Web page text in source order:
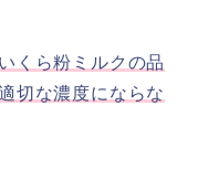
いくら粉ミルクの品
切な濃度にならな